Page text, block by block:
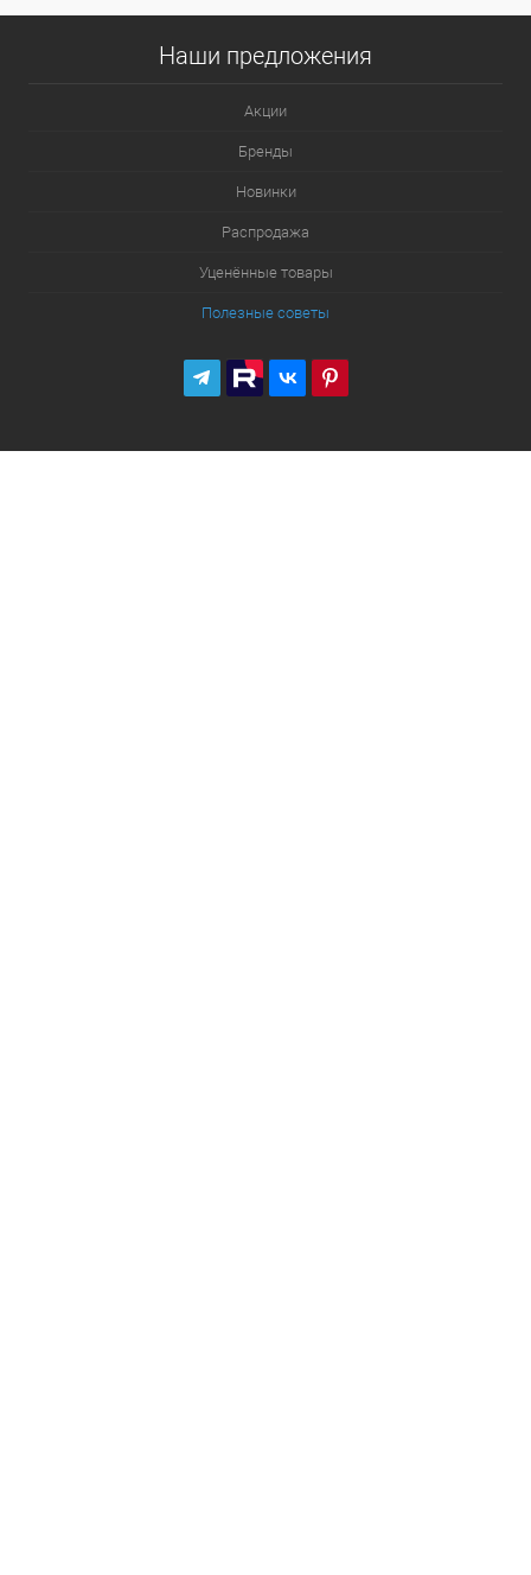
Наши предложения
Акции
Бренды
Новинки
Распродажа
Уценённые товары
Полезные советы